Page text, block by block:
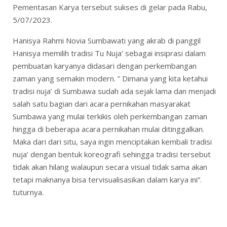
Pementasan Karya tersebut sukses di gelar pada Rabu,
5/07/2023.
Hanisya Rahmi Novia Sumbawati yang akrab di panggil
Hanisya memilih tradisi Tu Nuja’ sebagai insiprasi dalam
pembuatan karyanya didasari dengan perkembangan
zaman yang semakin modern. ” Dimana yang kita ketahui
tradisi nuja’ di Sumbawa sudah ada sejak lama dan menjadi
salah satu bagian dari acara pernikahan masyarakat
Sumbawa yang mulai terkikis oleh perkembangan zaman
hingga di beberapa acara pernikahan mulai ditinggalkan.
Maka dari dari situ, saya ingin menciptakan kembali tradisi
nuja’ dengan bentuk koreografi sehingga tradisi tersebut
tidak akan hilang walaupun secara visual tidak sama akan
tetapi maknanya bisa tervisualisasikan dalam karya ini”.
tuturnya.